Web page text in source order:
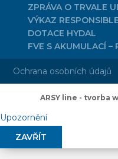
ZPRÁVA O TRVALE
VÝKAZ
DOTACE HYDAL
FVE S AKUMULACÍ –
Ochrana osobních údajů
ARSY line - tvorba
Upozornění
ZAVŘÍT